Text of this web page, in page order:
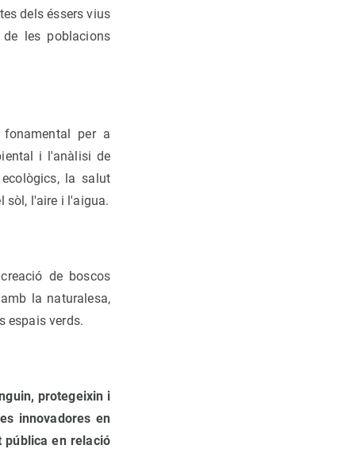
dels éssers vius
les poblacions
per a
i l'anàlisi de
la salut
sòl, l'aire i l'aigua.
de boscos
la naturalesa,
espais verds.
protegeixin i
innovadores en
pública en relació